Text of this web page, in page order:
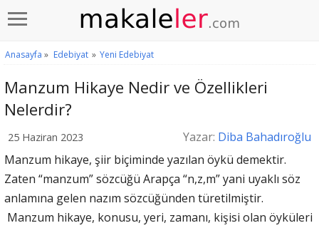
Anasayfa » Edebiyat » Yeni Edebiyat
Manzum Hikaye Nedir ve Özellikleri
Nelerdir?
25 Haziran 2023 Yazar: Diba Bahadıroğlu
Manzum hikaye, şiir biçiminde yazılan öykü demektir.
Zaten “manzum” sözcüğü Arapça “n,z,m” yani uyaklı söz
anlamına gelen nazım sözcüğünden türetilmiştir.
Manzum hikaye, konusu, yeri, zamanı, kişisi olan öyküleri